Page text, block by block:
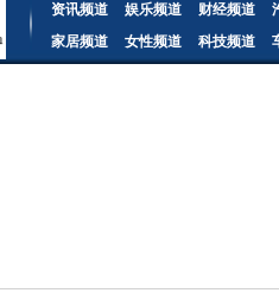
资讯频道 娱乐频道 财经频道
家居频道
女性频道 科技频道